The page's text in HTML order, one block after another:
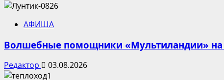
АФИША
Волшебные помощники «Мультиландии» на
Редактор 03.08.2026